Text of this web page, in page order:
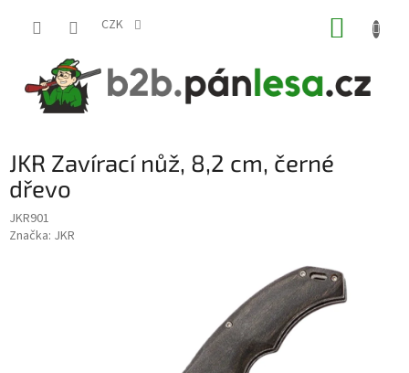
CZK
JKR Zavírací nůž, 8,2 cm, černé
dřevo
JKR901
Značka: JKR